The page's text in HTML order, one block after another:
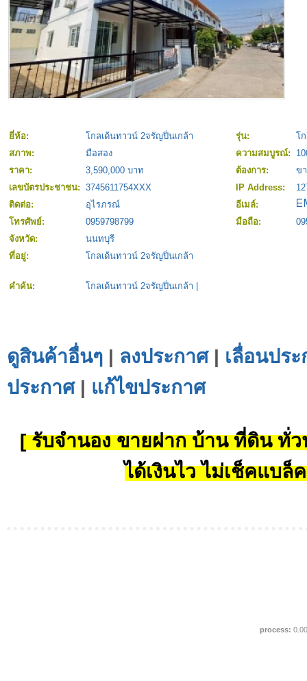
ยี่ห้อ: โกลเด้นทาวน์ 2จรัญปิ่นเกล้า รุ่น:
โ
สภาพ:
มือสอง ความสมบูรณ์:
ราคา:
3,590,000 บาท ต้องการ:
ข
เลขบัตรประชาชน: 3745611754XXX IP Address:
ติดต่อ:
อุไรภรณ์
อีเมล์:
โทรศัพย์:
0959798799 มือถือ:
จังหวัด:
นนทบุรี
ที่อยู่:
โกลเด้นทาวน์ 2จรัญปิ่นเกล้า
คำค้น: โกลเด้นทาวน์ 2จรัญปิ่นเกล้า
ดูสินค้าอื่นๆ | ลงประกาศ| เลื่อนปร
ประกาศ| แก้ไขประกาศ
[ รับจำนอง ขายฝาก บ้าน ที่ดิน ทั่ว
ได้เงินไว ไม่เช็คแบล็
process: